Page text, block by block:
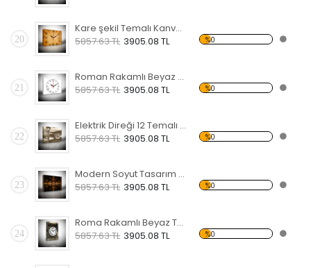
20
Kare şekil Temalı Kanvas Saat
5857.63 TL 3905.08 TL %0
21
Roman Rakamlı Beyaz 2 Temalı Kanvas Saat
5857.63 TL 3905.08 TL %0
22
Elektrik Direği 12 Temalı Kanvas Saat
5857.63 TL 3905.08 TL %0
23
Modern Soyut Tasarım 17 Temalı Kanvas Saat
5857.63 TL 3905.08 TL %0
24
Roma Rakamlı Beyaz Temalı Kanvas Saat
5857.63 TL 3905.08 TL %0